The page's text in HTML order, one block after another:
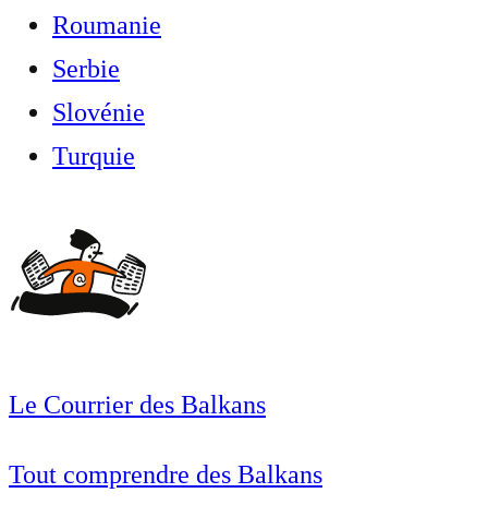
Roumanie
Serbie
Slovénie
Turquie
Le Courrier des Balkans
Tout comprendre des Balkans